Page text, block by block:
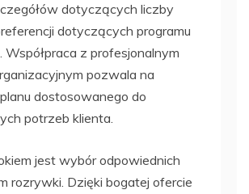
dotyczących liczby
dotyczących programu
z profesjonalnym
pozwala na
dostosowanego do
potrzeb klienta.
jest wybór odpowiednich
rozrywki. Dzięki bogatej ofercie